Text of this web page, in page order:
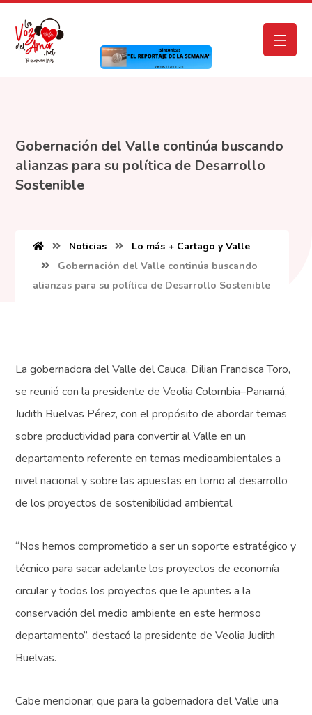
Gobernación del Valle continúa buscando
alianzas para su política de Desarrollo
Sostenible
Noticias
Lo más + Cartago y Valle
Gobernación del Valle continúa buscando
alianzas para su política de Desarrollo Sostenible
La gobernadora del Valle del Cauca, Dilian Francisca Toro,
se reunió con la presidente de Veolia Colombia–Panamá,
Judith Buelvas Pérez, con el propósito de abordar temas
sobre productividad para convertir al Valle en un
departamento referente en temas medioambientales a
nivel nacional y sobre las apuestas en torno al desarrollo
de los proyectos de sostenibilidad ambiental.
“Nos hemos comprometido a ser un soporte estratégico y
técnico para sacar adelante los proyectos de economía
circular y todos los proyectos que le apuntes a la
conservación del medio ambiente en este hermoso
departamento”, destacó la presidente de Veolia Judith
Buelvas.
Cabe mencionar, que para la gobernadora del Valle una